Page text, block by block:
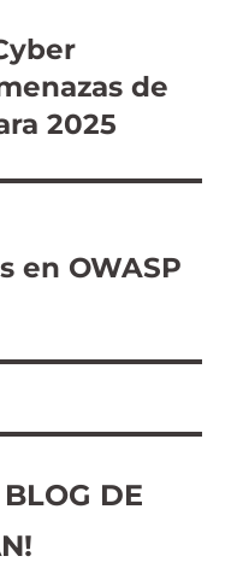
de
2025
en OWASP
DE